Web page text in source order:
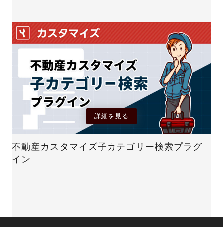
詳細を見る
不動産カスタマイズ子カテゴリー検索プラグ
イン